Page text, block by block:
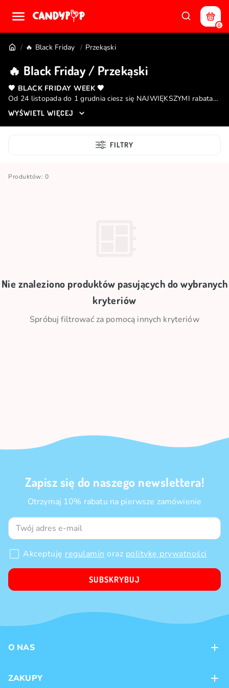
0
🔥 Black Friday Przekąski
🔥 Black Friday / Przekąski
🖤 BLACK FRIDAY WEEK 🖤
Od 24 listopada do 1 grudnia ciesz się NAJWIĘKSZYMI rabatami
na viralowe hity Candy POP! 🍭
WYŚWIETL WIĘCEJ
FILTRY
Produktów: 0
Nie znaleziono produktów pasujących do wybranych
kryteriów
Spróbuj filtrować za pomocą innych kryteriów
Zapisz się do naszego newslettera!
Otrzymaj 10% rabatu na pierwsze zamówienie
Akceptuję regulamin oraz politykę prywatności
SUBSKRYBUJ
O NAS
Sklepy
ZAKUPY